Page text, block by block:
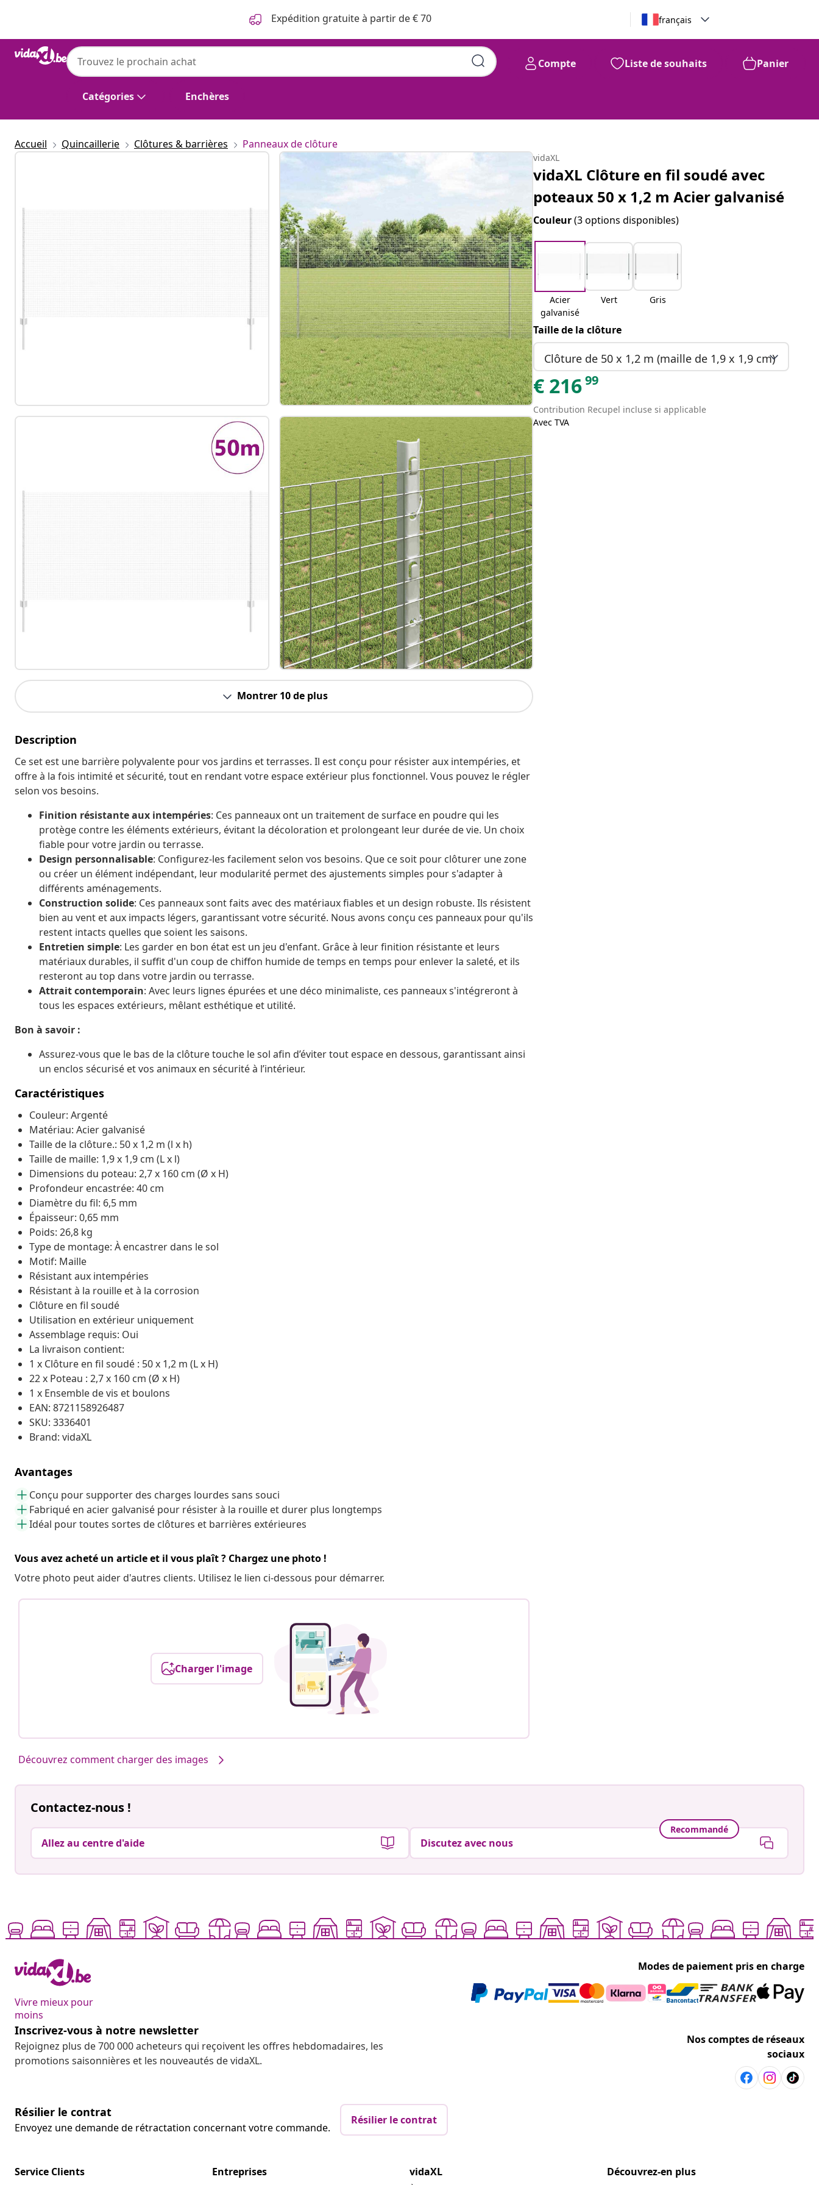
Expédition gratuite à partir de € 70 français
Catégories Enchères
Compte Liste de souhaits Panier
Accueil Quincaillerie Clôtures & barrières Panneaux de clôture
Montrer 10 de plus
Description
Ce set est une barrière polyvalente pour vos jardins et terrasses. Il est conçu pour résister aux intempéries, et
offre à la fois intimité et sécurité, tout en rendant votre espace extérieur plus fonctionnel. Vous pouvez le régler
selon vos besoins.
Finition résistante aux intempéries: Ces panneaux ont un traitement de surface en poudre qui les
protège contre les éléments extérieurs, évitant la décoloration et prolongeant leur durée de vie. Un choix
fiable pour votre jardin ou terrasse.
Design personnalisable: Configurez-les facilement selon vos besoins. Que ce soit pour clôturer une zone
ou créer un élément indépendant, leur modularité permet des ajustements simples pour s'adapter à
différents aménagements.
Construction solide: Ces panneaux sont faits avec des matériaux fiables et un design robuste. Ils résistent
bien au vent et aux impacts légers, garantissant votre sécurité. Nous avons conçu ces panneaux pour qu'ils
restent intacts quelles que soient les saisons.
Entretien simple: Les garder en bon état est un jeu d'enfant. Grâce à leur finition résistante et leurs
matériaux durables, il suffit d'un coup de chiffon humide de temps en temps pour enlever la saleté, et ils
resteront au top dans votre jardin ou terrasse.
Attrait contemporain: Avec leurs lignes épurées et une déco minimaliste, ces panneaux s'intégreront à
tous les espaces extérieurs, mêlant esthétique et utilité.
Bon à savoir :
Assurez-vous que le bas de la clôture touche le sol afin d’éviter tout espace en dessous, garantissant ainsi
un enclos sécurisé et vos animaux en sécurité à l’intérieur.
Caractéristiques
Couleur: Argenté
Matériau: Acier galvanisé
Taille de la clôture.: 50 x 1,2 m (l x h)
Taille de maille: 1,9 x 1,9 cm (L x l)
Dimensions du poteau: 2,7 x 160 cm (Ø x H)
Profondeur encastrée: 40 cm
Diamètre du fil: 6,5 mm
Épaisseur: 0,65 mm
Poids: 26,8 kg
Type de montage: À encastrer dans le sol
Motif: Maille
Résistant aux intempéries
Résistant à la rouille et à la corrosion
Clôture en fil soudé
Utilisation en extérieur uniquement
Assemblage requis: Oui
La livraison contient:
1 x Clôture en fil soudé : 50 x 1,2 m (L x H)
22 x Poteau : 2,7 x 160 cm (Ø x H)
1 x Ensemble de vis et boulons
EAN: 8721158926487
SKU: 3336401
Brand: vidaXL
Avantages
Conçu pour supporter des charges lourdes sans souci
Fabriqué en acier galvanisé pour résister à la rouille et durer plus longtemps
Idéal pour toutes sortes de clôtures et barrières extérieures
Vous avez acheté un article et il vous plaît ? Chargez une photo !
Votre photo peut aider d'autres clients. Utilisez le lien ci-dessous pour démarrer.
Charger l'image
Découvrez comment charger des images
vidaXL
vidaXL Clôture en fil soudé avec
poteaux 50 x 1,2 m Acier galvanisé
Couleur(3 options disponibles)
Acier
galvanisé
Vert Gris
Taille de la clôture
Clôture de 50 x 1,2 m (maille de 1,9 x 1,9 cm)
€ 21699
Contribution Recupel incluse si applicable
Avec TVA
Contactez-nous !
Allez au centre d'aide
Recommandé
Discutez avec nous
Vivre mieux pour
moins
Modes de paiement pris en charge
Inscrivez-vous à notre newsletter
Rejoignez plus de 700 000 acheteurs qui reçoivent les offres hebdomadaires, les
promotions saisonnières et les nouveautés de vidaXL.
Nos comptes de réseaux
sociaux
Résilier le contrat
Envoyez une demande de rétractation concernant votre commande.
Résilier le contrat
Service Clients
Entreprises
vidaXL
Découvrez-en plus